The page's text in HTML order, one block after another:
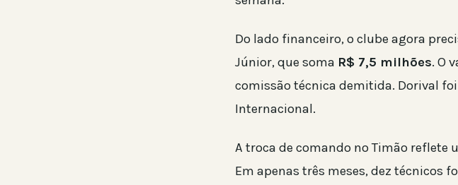
Do lado financeiro, o clube agora
Júnior, que soma R$ 7,5 milhões. O
comissão técnica demitida. Dorival
Internacional.
A troca de comando no Timão
Em apenas três meses, dez técnicos